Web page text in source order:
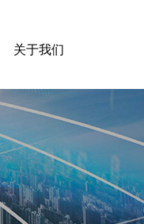
关于我们